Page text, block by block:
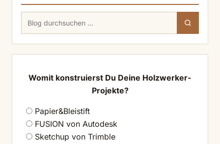
Suchen
Womit konstruierst Du Deine Holzwerker-
Projekte?
Papier&Bleistift
FUSION von Autodesk
Sketchup von Trimble